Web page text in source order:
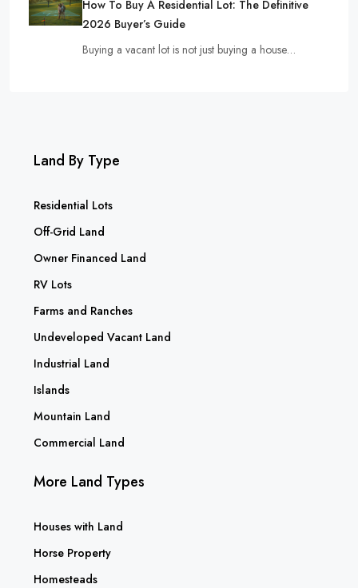
How To Buy A Residential Lot: The Definitive
2026 Buyer’s Guide
Buying a vacant lot is not just buying a house…
Land By Type
Residential Lots
Off-Grid Land
Owner Financed Land
RV Lots
Farms and Ranches
Undeveloped Vacant Land
Industrial Land
Islands
Mountain Land
Commercial Land
More Land Types
Houses with Land
Horse Property
Homesteads